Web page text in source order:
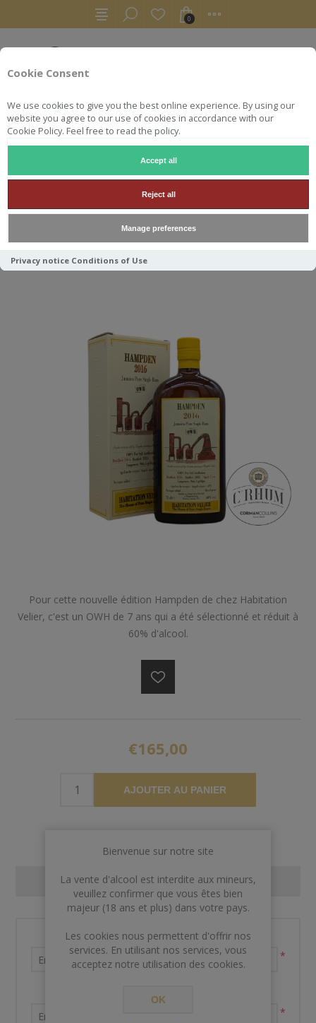
Cookie Consent
We use cookies to give you the best online experience. By using our
website you agree to our use of cookies in accordance with our
Cookie Policy. Feel free to read the policy.
Accept all
Reject all
Manage preferences
Privacy notice Conditions of Use
0
HAMPDEN OWH 2016 7Y 60°
HABITATION VELIER
Pour cette nouvelle édition Hampden de chez Habitation
Velier, c'est un OWH de 7 ans qui a été sélectionné et réduit à
60% d'alcool.
€165,00
AJOUTER AU PANIER
CONTACT US
Nom et prénom
*
Votre adresse email
*
Bienvenue sur notre site
La vente d'alcool est interdite aux mineurs,
veuillez confirmer que vous êtes bien
majeur (18 ans et plus) dans votre pays.
Les cookies nous permettent d'offrir nos
services. En utilisant nos services, vous
acceptez notre utilisation des cookies.
OK